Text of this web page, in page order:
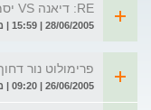
RE: דיאנה VS יסמין
28/06/2005 | 15:59 | מאת:
פרימולוט נור
26/06/2005 | 09:20 | מאת: דחוף לעכשיו אם משהו רואה